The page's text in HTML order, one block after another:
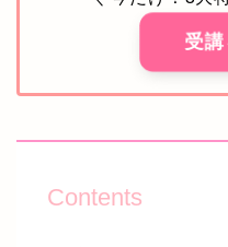
受
Contents